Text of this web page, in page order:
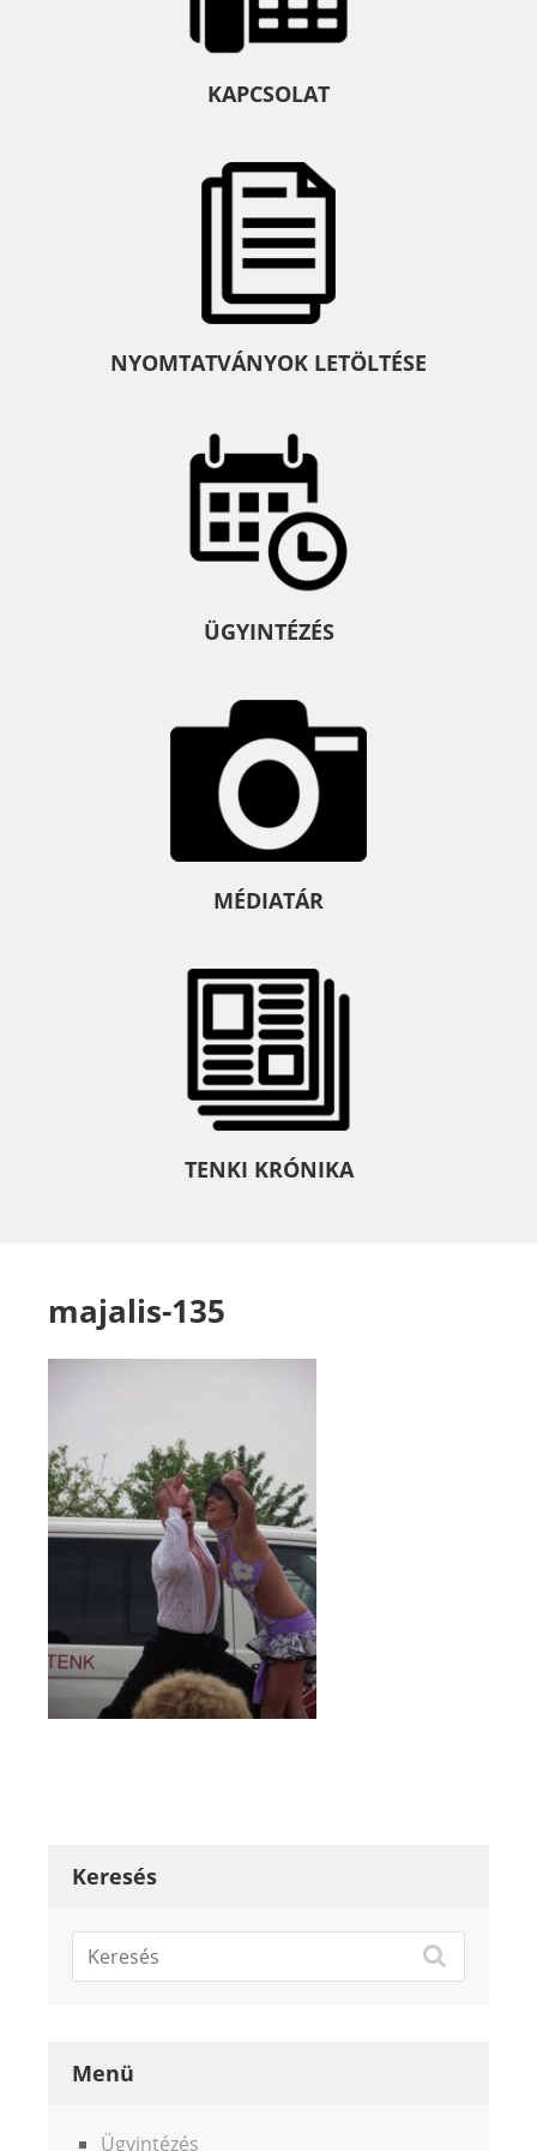
KAPCSOLAT
NYOMTATVÁNYOK LETÖLTÉSE
ÜGYINTÉZÉS
MÉDIATÁR
TENKI KRÓNIKA
majalis-135
Keresés
Menü
Ügyintézés